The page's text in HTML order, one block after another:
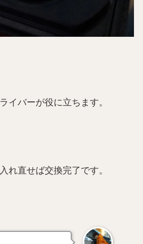
イバーが役に立ちます。
れ直せば交換完了です。